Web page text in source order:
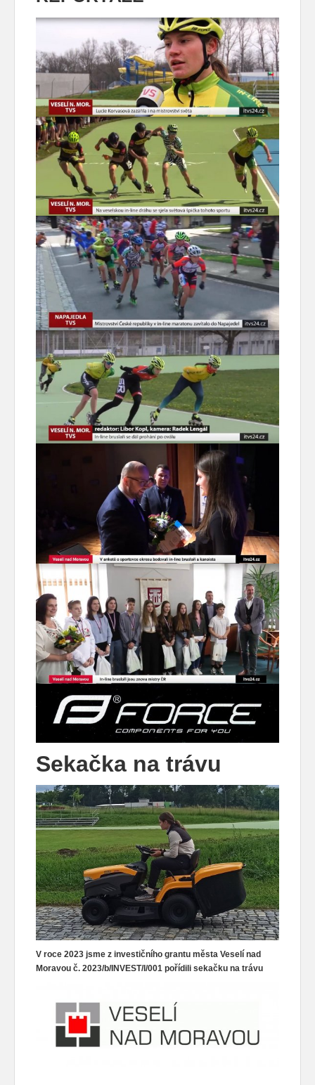
Sekačka na trávu
V roce 2023 jsme z investičního grantu města Veselí nad
Moravou č. 2023/b/INVEST/I/001 pořídili sekačku na trávu